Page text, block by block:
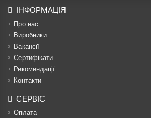
ІНФОРМАЦІЯ
Про нас
Виробники
Вакансії
Сертифікати
Рекомендації
Контакти
СЕРВІС
Оплата